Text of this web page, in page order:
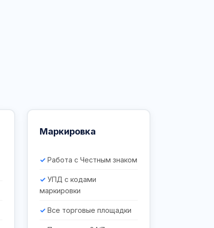
Маркировка
Работа с Честным знаком
УПД с кодами
маркировки
Все торговые площадки